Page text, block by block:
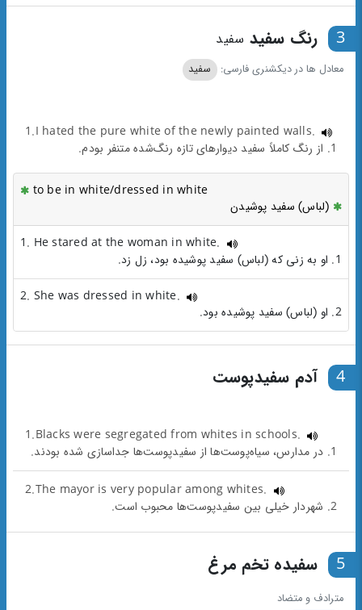
3 رنگ سفید سفید
معادل ها در دیکشنری فارسی: سفید
1.I hated the pure white of the newly painted walls.
1. از رنگ کاملاً سفید دیوارهای تازه رنگ‌شده متنفر بودم.
to be in white/dressed in white
(لباس) سفید پوشیدن
1. He stared at the woman in white.
1. او به زنی که (لباس) سفید پوشیده بود، زل زد.
2. She was dressed in white.
2. او (لباس) سفید پوشیده بود.
4 آدم سفیدپوست
1.Blacks were segregated from whites in schools.
1. در مدارس، سیاه‌پوست‌ها از سفیدپوست‌ها جداسازی شده بودند.
2.The mayor is very popular among whites.
2. شهردار خیلی بین سفیدپوست‌ها محبوب است.
5 سفیده تخم مرغ
مترادف و متضاد